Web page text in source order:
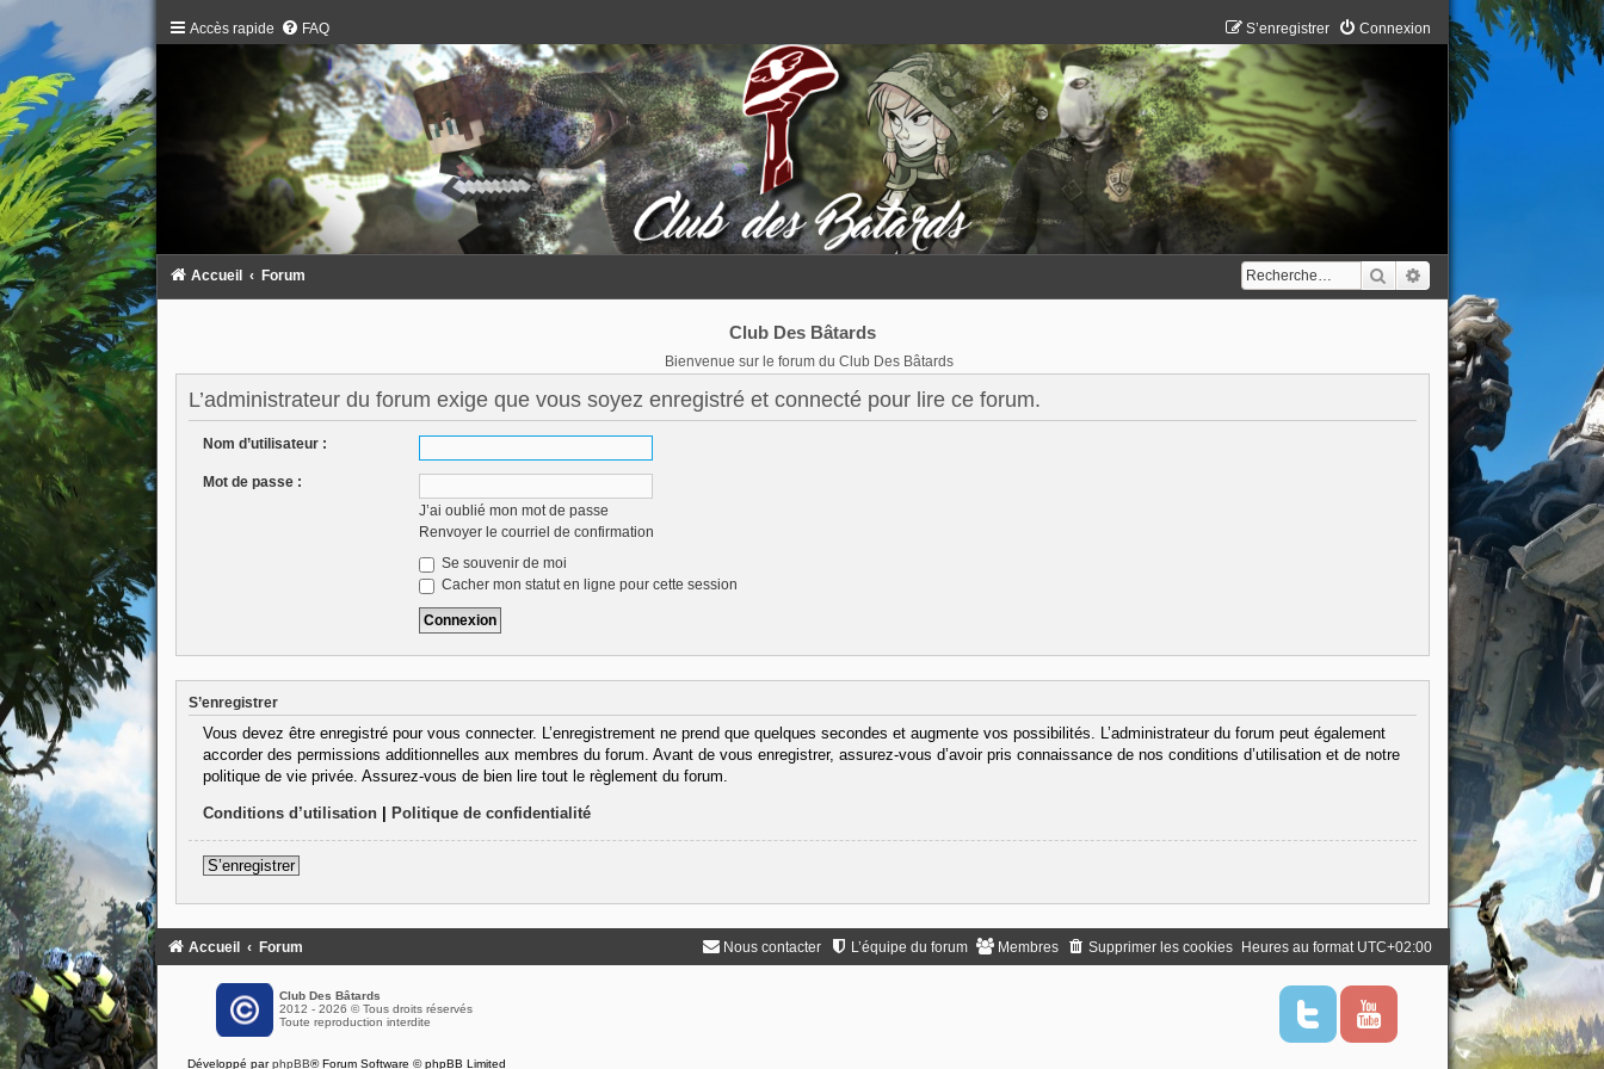
Accès rapide FAQ Connexion
S’enregistrer
Rechercher
Accueil Forum
Club Des Bâtards
Bienvenue sur le forum du Club Des Bâtards
L’administrateur du forum exige que vous soyez enregistré et connecté pour lire ce forum.
Nom d’utilisateur :
Mot de passe :
J’ai oublié mon mot de passe
Renvoyer le courriel de confirmation
Se souvenir de moi
Cacher mon statut en ligne pour cette session
S’enregistrer
Vous devez être enregistré pour vous connecter. L’enregistrement ne prend que quelques secondes et augmente vos possibilités. L’administrateur du forum peut également
accorder des permissions additionnelles aux membres du forum. Avant de vous enregistrer, assurez-vous d’avoir pris connaissance de nos conditions d’utilisation et de notre
politique de vie privée. Assurez-vous de bien lire tout le règlement du forum.
Conditions d’utilisation| Politique de confidentialité
S’enregistrer
Accueil Forum Heures au format UTC+02:00
Supprimer les cookies
Membres
L’équipe du forum
Nous contacter
Club Des Bâtards
2012 - 2026 © Tous droits réservés
Toute reproduction interdite
T
i
Y
u
Développé parphpBB® Forum Software © phpBB Limited